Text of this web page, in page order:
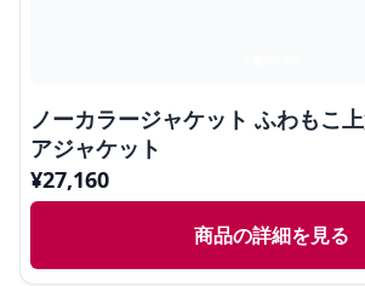
ノーカラージャケット ふわもこ
アジャケット
¥27,160
商品の詳細を見る